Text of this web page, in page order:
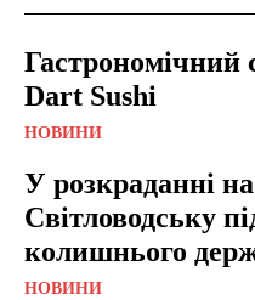
Гастрономічний
Dart Sushi
НОВИНИ
У розкраданні
Світловодську
колишнього
НОВИНИ